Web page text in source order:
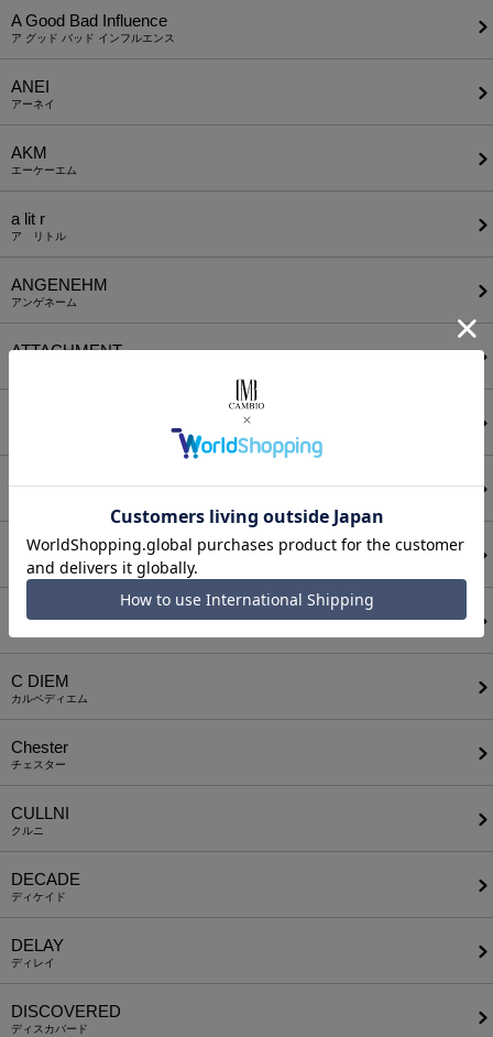
A Good Bad Influence
ア グッド バッド インフルエンス
ANEI
アーネイ
AKM
エーケーエム
a lit r
ア リトル
ANGENEHM
アンゲネーム
ATTACHMENT
BODYSONG.
CALL&RESPONSE
コールアンドレスポンス
CAMBIO
C DIEM
カルペディエム
Chester
チェスター
CULLNI
クルニ
DECADE
ディケイド
DELAY
ディレイ
DISCOVERED
ディスカバード